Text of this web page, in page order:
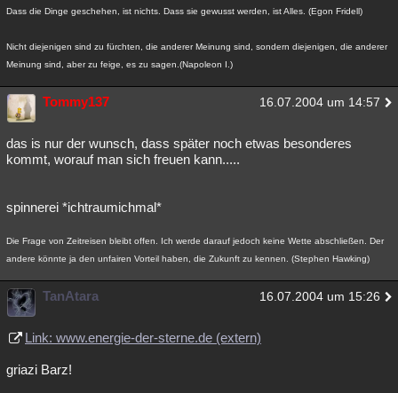
Dass die Dinge geschehen, ist nichts. Dass sie gewusst werden, ist Alles. (Egon Fridell)
Nicht diejenigen sind zu fürchten, die anderer Meinung sind, sondern diejenigen, die anderer
Meinung sind, aber zu feige, es zu sagen.(Napoleon I.)
Tommy137 16.07.2004 um 14:57
das is nur der wunsch, dass später noch etwas besonderes
kommt, worauf man sich freuen kann.....
spinnerei *ichtraumichmal*
Die Frage von Zeitreisen bleibt offen. Ich werde darauf jedoch keine Wette abschließen. Der
andere könnte ja den unfairen Vorteil haben, die Zukunft zu kennen. (Stephen Hawking)
TanAtara 16.07.2004 um 15:26
Link: www.energie-der-sterne.de (extern)
griazi Barz!